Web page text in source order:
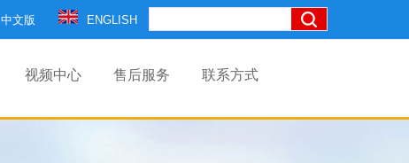
中文版 ENGLISH
视频中心 售后服务 联系方式